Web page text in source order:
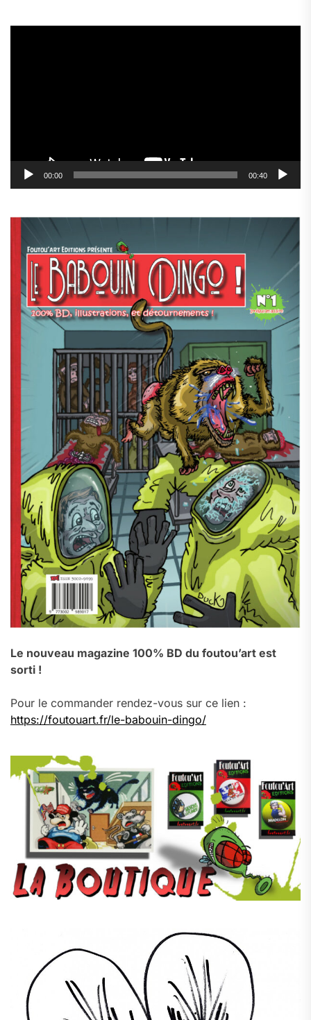
00:00 00:40
Le nouveau magazine 100% BD du foutou’art est
sorti !
Pour le commander rendez-vous sur ce lien :
https://foutouart.fr/le-babouin-dingo/